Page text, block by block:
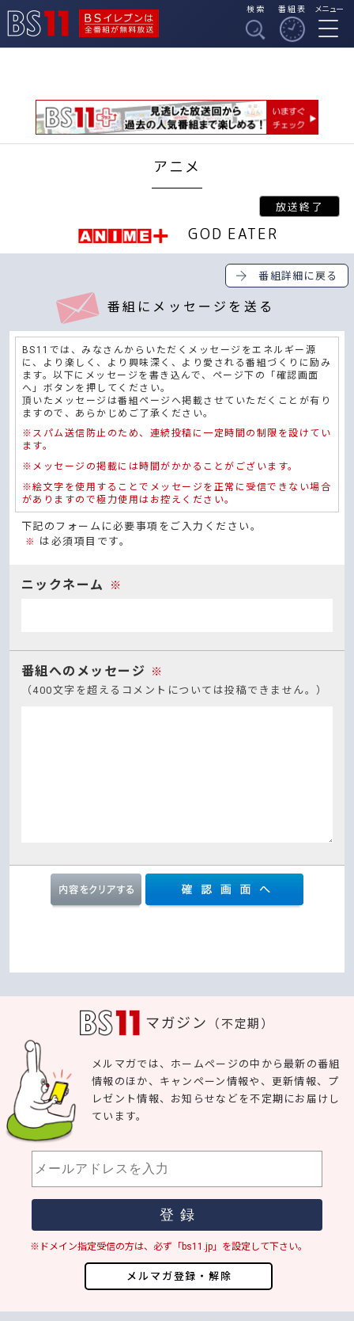
BSイレブンは全番組
検索 番組表 メニュー
アニメ
GOD EATER
番組詳細に戻る
番組にメッセージを送る
BS11では、みなさんからいただくメッセージをエネルギー源
に、より楽しく、より興味深く、より愛される番組づくりに励み
ます。以下にメッセージを書き込んで、ページ下の「確認画面
へ」ボタンを押してください。
頂いたメッセージは番組ページへ掲載させていただくことが有り
ますので、あらかじめご了承ください。
※スパム送信防止のため、連続投稿に一定時間の制限を設けてい
ます。
※メッセージの掲載には時間がかかることがございます。
※絵文字を使用することでメッセージを正常に受信できない場合
がありますので極力使用はお控えください。
下記のフォームに必要事項をご入力ください。
※ は必須項目です。
ニックネーム ※
番組へのメッセージ ※
（400文字を超えるコメントについては投稿できません。）
マガジン （不定期）
メルマガ登録・解除
メルマガでは、ホームページの中から最新の番組
情報のほか、キャンペーン情報や、更新情報、プ
レゼント情報、お知らせなどを不定期にお届けし
ています。
※ドメイン指定受信の方は、必ず「bs11.jp」を設定して下さい。